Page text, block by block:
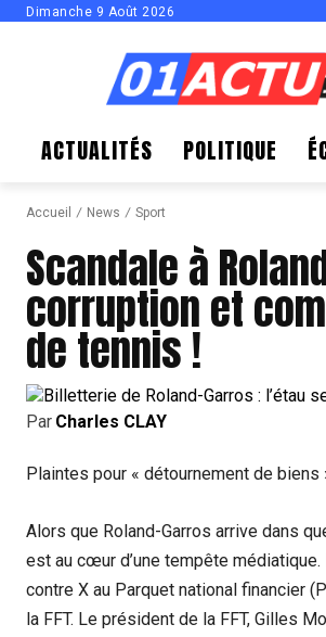
Dimanche 9 Août 2026
ACTUALITÉS POLITIQUE
Accueil News Sport
Scandale à
corruption et
de tennis !
Par Charles CLAY
Plaintes pour « détournement de
Alors que Roland-Garros arrive dans
est au cœur d’une tempête
contre X au Parquet national financier
la FFT. Le président de la FFT, Gilles